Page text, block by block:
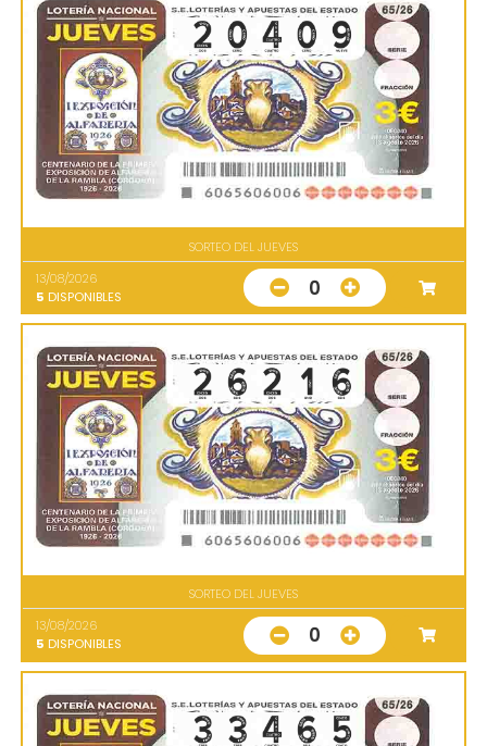
SORTEO DEL JUEVES
13/08/2026
5 DISPONIBLES 0
SORTEO DEL JUEVES
13/08/2026
5 DISPONIBLES 0